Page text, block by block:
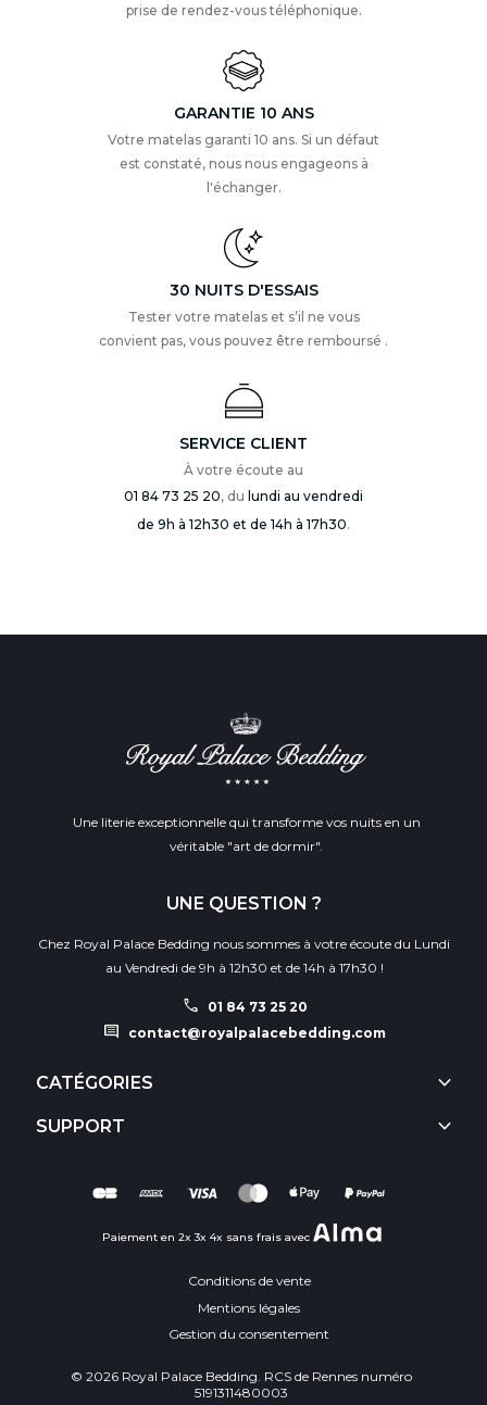
prise de rendez-vous téléphonique.
GARANTIE 10 ANS
Votre matelas garanti 10 ans. Si un défaut
est constaté, nous nous engageons à
l'échanger.
30 NUITS D'ESSAIS
Tester votre matelas et s’il ne vous
convient pas, vous pouvez être remboursé .
SERVICE CLIENT
À votre écoute au
01 84 73 25 20, du lundi au vendredi
de 9h à 12h30 et de 14h à 17h30.
Une literie exceptionnelle qui transforme vos nuits en un
véritable "art de dormir".
UNE QUESTION ?
Chez Royal Palace Bedding nous sommes à votre écoute du Lundi
au Vendredi de 9h à 12h30 et de 14h à 17h30 !
call 01 84 73 25 20
comment contact@royalpalacebedding.com
CATÉGORIES keyboard_arrow_down
SUPPORT keyboard_arrow_down
Paiement en 2x 3x 4x sans frais avec
© 2026 Royal Palace Bedding. RCS de Rennes numéro
5191311480003
Conditions de vente
Mentions légales
Gestion du consentement